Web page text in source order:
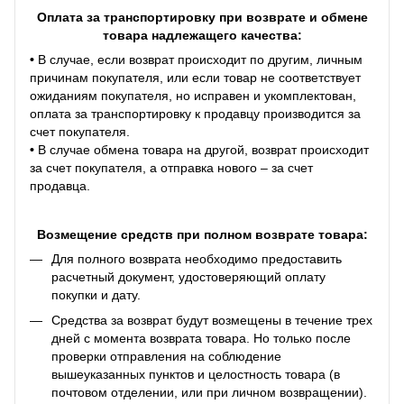
Оплата за транспортировку при возврате и обмене
товара надлежащего качества:
• В случае, если возврат происходит по другим, личным
причинам покупателя, или если товар не соответствует
ожиданиям покупателя, но исправен и укомплектован,
оплата за транспортировку к продавцу производится за
счет покупателя.
• В случае обмена товара на другой, возврат происходит
за счет покупателя, а отправка нового – за счет
продавца.
Возмещение средств при полном возврате товара:
Для полного возврата необходимо предоставить
расчетный документ, удостоверяющий оплату
покупки и дату.
Средства за возврат будут возмещены в течение трех
дней с момента возврата товара. Но только после
проверки отправления на соблюдение
вышеуказанных пунктов и целостность товара (в
почтовом отделении, или при личном возвращении).